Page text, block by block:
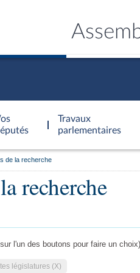
Travaux
parlementaires
de la recherche
recherche
l'un des boutons pour faire un choix)
législatures (X)